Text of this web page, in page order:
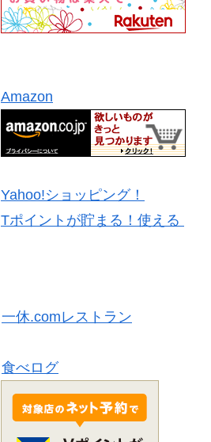
Amazon
Yahoo!ショッピング！
Tポイントが貯まる！使える
一休.comレストラン
食べログ